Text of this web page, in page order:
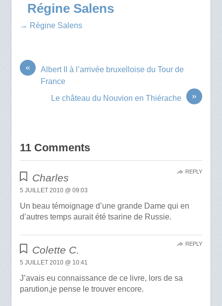
Régine Salens
→ Régine Salens
«
Albert II à l’arrivée bruxelloise du Tour de
France
»
Le château du Nouvion en Thiérache
11 Comments
Charles
5 JUILLET 2010 @ 09:03
Un beau témoignage d’une grande Dame qui en
d’autres temps aurait été tsarine de Russie.
REPLY
Colette C.
5 JUILLET 2010 @ 10:41
J’avais eu connaissance de ce livre, lors de sa
parution,je pense le trouver encore.
REPLY